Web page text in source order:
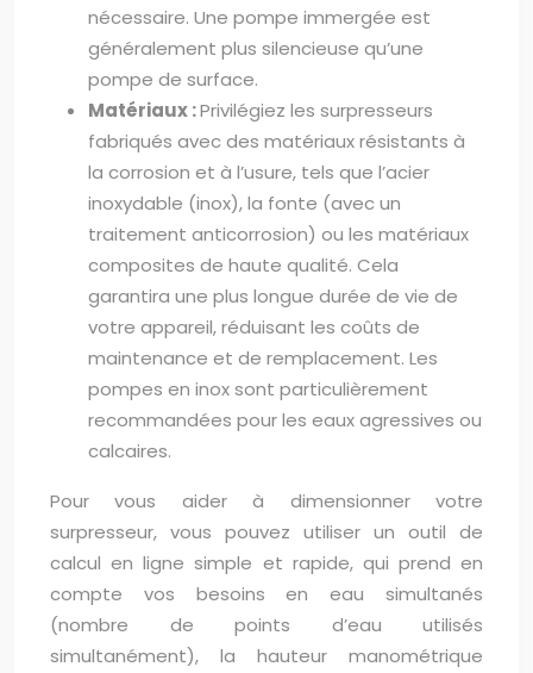
nécessaire. Une pompe immergée est
généralement plus silencieuse qu’une
pompe de surface.
Matériaux :Privilégiez les surpresseurs
fabriqués avec des matériaux résistants à
la corrosion et à l’usure, tels que l’acier
inoxydable (inox), la fonte (avec un
traitement anticorrosion) ou les matériaux
composites de haute qualité. Cela
garantira une plus longue durée de vie de
votre appareil, réduisant les coûts de
maintenance et de remplacement. Les
pompes en inox sont particulièrement
recommandées pour les eaux agressives ou
calcaires.
Pour vous aider à dimensionner votre
surpresseur, vous pouvez utiliser un outil de
calcul en ligne simple et rapide, qui prend en
compte vos besoins en eau simultanés
(nombre de points d’eau utilisés
simultanément), la hauteur manométrique